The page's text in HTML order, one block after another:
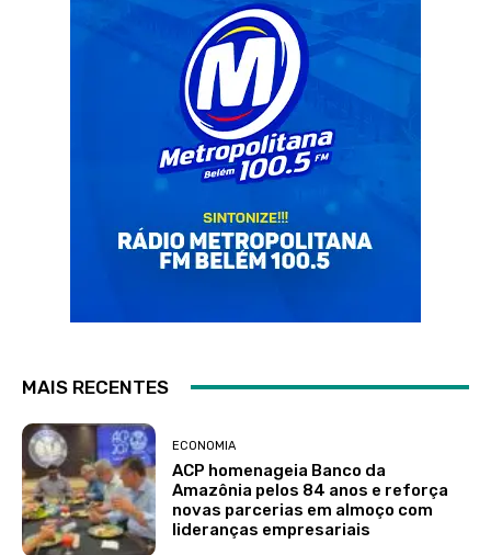
MAIS RECENTES
ECONOMIA
ACP homenageia Banco da
Amazônia pelos 84 anos e reforça
novas parcerias em almoço com
lideranças empresariais